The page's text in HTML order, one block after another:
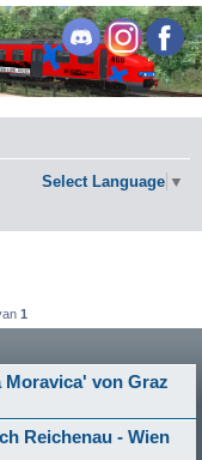
Select Language ▼
1
Moravica' von Graz
Reichenau - Wien